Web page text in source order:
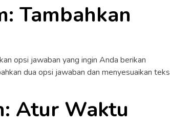
Tambahkan
opsi jawaban yang ingin Anda berikan
dua opsi jawaban dan menyesuaikan teks
Atur Waktu